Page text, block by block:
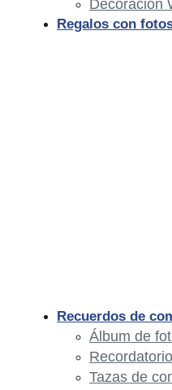
Decoración
Regalos con
Recuerdos de
Álbum de
Tazas de